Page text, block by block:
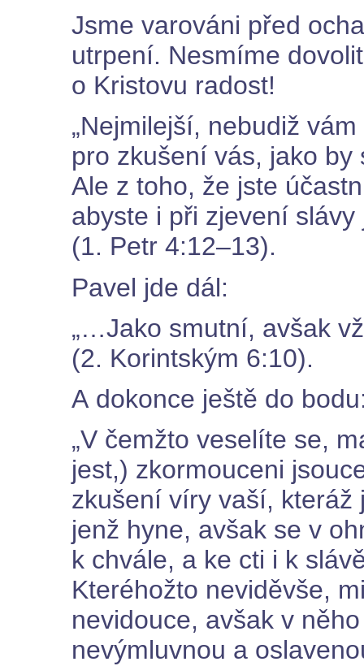
Jsme varováni před
utrpení. Nesmíme
o Kristovu radost!
„Nejmilejší, nebudiž
pro zkušení vás, jako
Ale z toho, že jste
abyste i při zjevení
(1. Petr 4:12–13).
Pavel jde dál:
„…Jako smutní, avšak
(2. Korintským 6:10).
A dokonce ještě do
„V čemžto veselíte se,
jest,) zkormouceni
zkušení víry vaší, kteráž
jenž hyne, avšak se v
k chvále, a ke cti i k
Kteréhožto neviděvše,
nevidouce, avšak v
nevýmluvnou a